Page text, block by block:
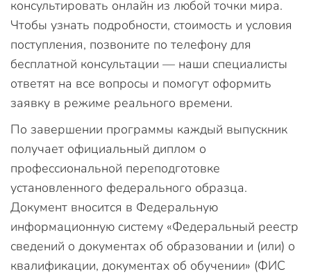
консультировать онлайн из любой точки мира.
Чтобы узнать подробности, стоимость и условия
поступления, позвоните по телефону для
бесплатной консультации — наши специалисты
ответят на все вопросы и помогут оформить
заявку в режиме реального времени.
По завершении программы каждый выпускник
получает официальный диплом о
профессиональной переподготовке
установленного федерального образца.
Документ вносится в Федеральную
информационную систему «Федеральный реестр
сведений о документах об образовании и (или) о
квалификации, документах об обучении» (ФИС